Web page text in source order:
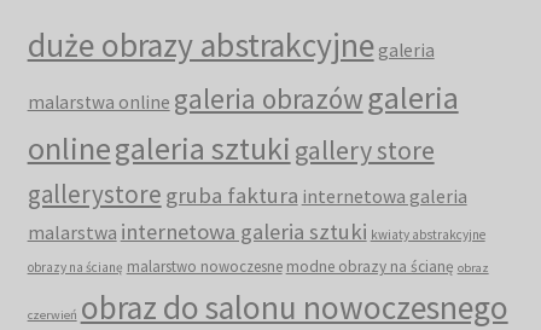
duże obrazy abstrakcyjne galeria
malarstwa online galeria obrazów galeria
onlinegaleria sztuki gallery store
gallerystore gruba faktura internetowa galeria
malarstwa internetowa galeria sztuki kwiaty abstrakcyjne
obrazy na ścianę malarstwo nowoczesne modne obrazy na ścianę obraz
czerwień obraz do salonu nowoczesnego